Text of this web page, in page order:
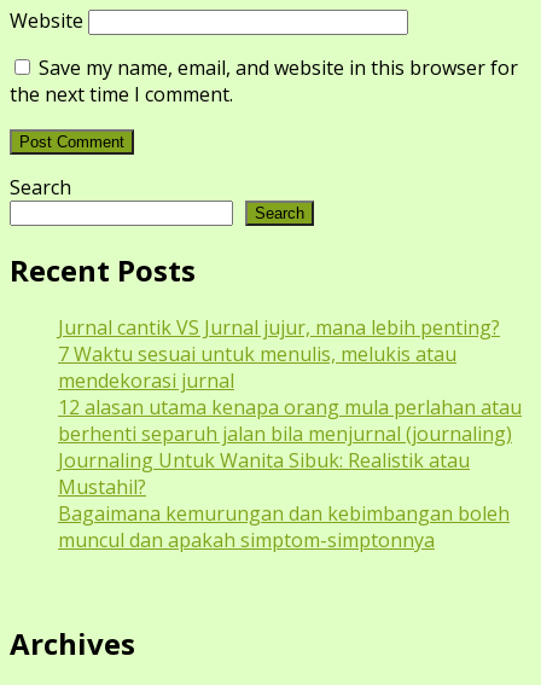
Website
Save my name, email, and website in this browser for
the next time I comment.
Search
Search
Recent Posts
Jurnal cantik VS Jurnal jujur, mana lebih penting?
7 Waktu sesuai untuk menulis, melukis atau
mendekorasi jurnal
12 alasan utama kenapa orang mula perlahan atau
berhenti separuh jalan bila menjurnal (journaling)
Journaling Untuk Wanita Sibuk: Realistik atau
Mustahil?
Bagaimana kemurungan dan kebimbangan boleh
muncul dan apakah simptom-simptonnya
Archives